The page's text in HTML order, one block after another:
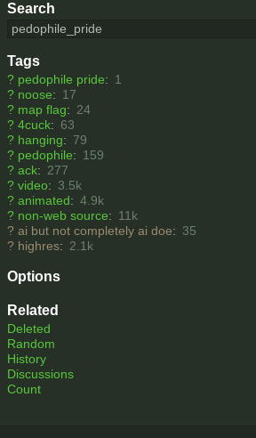
Search
Tags
? pedophile pride: 1
? noose: 17
? map flag: 24
? 4cuck: 63
? hanging: 79
? pedophile: 159
? ack: 277
? video: 3.5k
? animated: 4.9k
? non-web source: 11k
? ai but not completely ai doe: 35
? highres: 2.1k
Options
Related
Deleted
Random
History
Discussions
Count